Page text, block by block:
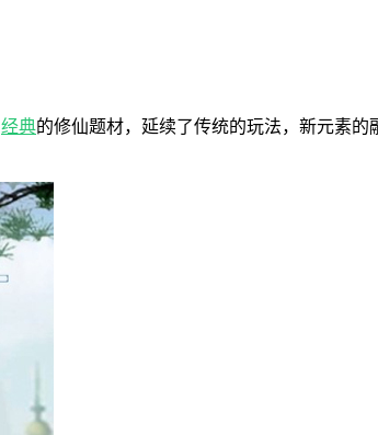
经典的修仙题材，延续了传统的玩法，新元素